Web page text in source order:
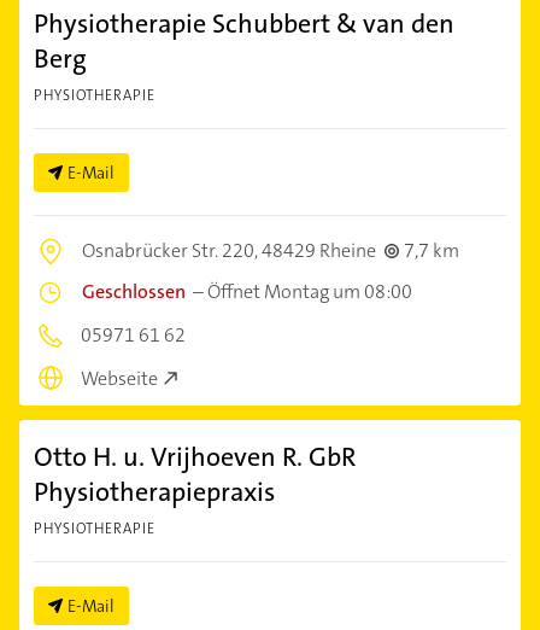
Physiotherapie Schubbert & van den
Berg
PHYSIOTHERAPIE
E-Mail
Osnabrücker Str. 220,48429 Rheine
7,7 km
Geschlossen –Öffnet Montag um 08:00
05971 61 62
Webseite
Otto H. u. Vrijhoeven R. GbR
Physiotherapiepraxis
PHYSIOTHERAPIE
E-Mail